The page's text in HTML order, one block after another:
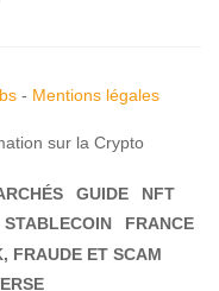
- Mentions légales
sur la Crypto
GUIDE
NFT
STABLECOIN
FRANCE
FRAUDE ET SCAM